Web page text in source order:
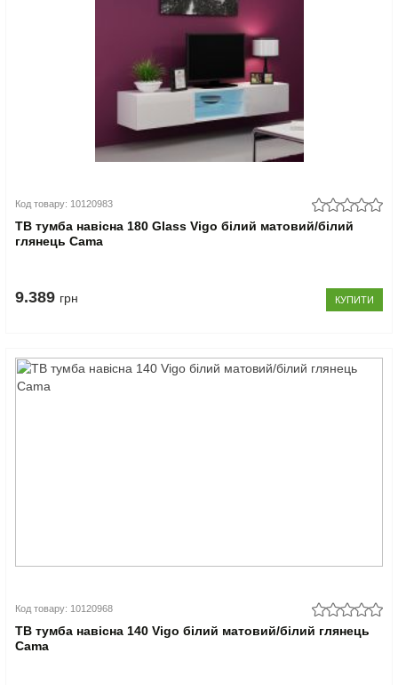
Код товару: 10120983
ТВ тумба навісна 180 Glass Vigo білий матовий/білий
глянець Cama
9.389 грн КУПИТИ
Код товару: 10120968
ТВ тумба навісна 140 Vigo білий матовий/білий глянець
Cama